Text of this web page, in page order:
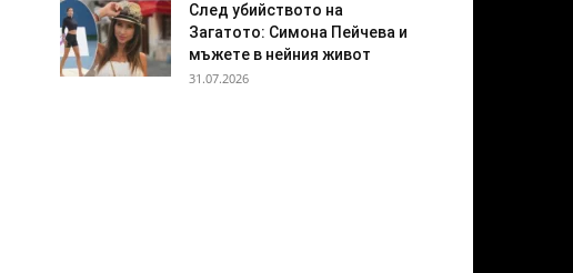
След убийството на
Загатото: Симона Пейчева и
мъжете в нейния живот
31.07.2026